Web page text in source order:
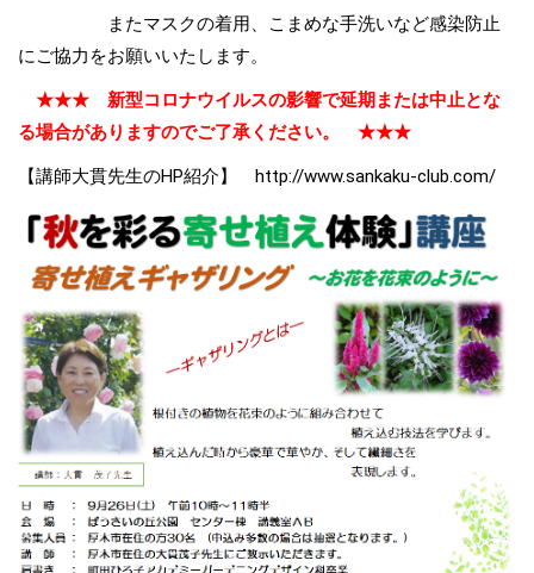
またマスクの着用、こまめな手洗いなど感染防止
にご協力をお願いいたします。
★★★ 新型コロナウイルスの影響で延期または中止とな
る場合がありますのでご了承ください。 ★★★
【講師大貫先生のHP紹介】 http://www.sankaku-club.com/